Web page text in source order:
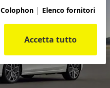
Colophon | Elenco fornitori
Accetta tutto